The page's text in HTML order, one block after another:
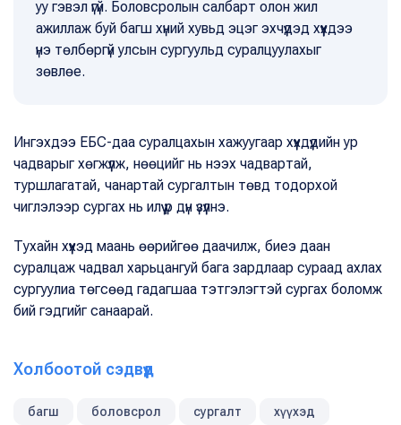
уу гэвэл үгүй. Боловсролын салбарт олон жил
ажиллаж буй багш хүний хувьд эцэг эхчүүдэд хүүүхдээ
үнэ төлбөргүй улсын сургуульд суралцуулахыг
зөвлөе.
Ингэхдээ ЕБС-даа суралцахын хажуугаар хүүхдүүдийн ур
чадварыг хөгжүүлж, нөөцийг нь нээх чадвартай,
туршлагатай, чанартай сургалтын төвд тодорхой
чиглэлээр сургах нь илүү үр дүн үзүүлнэ.
Тухайн хүүхэд маань өөрийгөө даачилж, биеэ даан
суралцаж чадвал харьцангуй бага зардлаар сураад ахлах
сургуулиа төгсөөд гадагшаа тэтгэлэгтэй сургах боломж
бий гэдгийг санаарай.
Холбоотой сэдвүүд
багш боловсрол сургалт хүүхэд